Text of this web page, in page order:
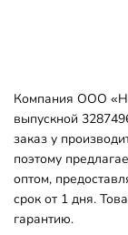
Компания ООО
выпускной
заказ у
поэтому
оптом,
срок от 1 дня.
гарантию.